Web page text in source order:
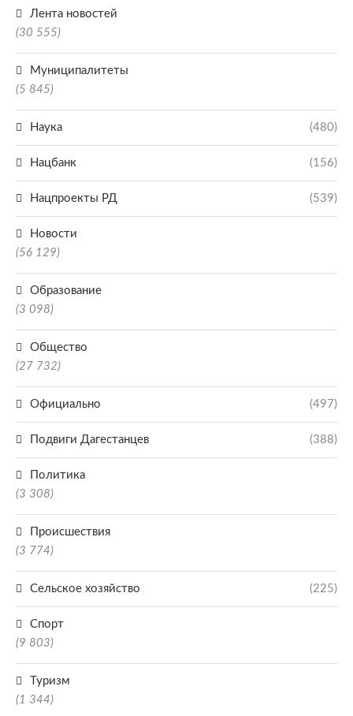
Лента новостей
(30 555)
Муниципалитеты
(5 845)
Наука (480)
Нацбанк (156)
Нацпроекты РД (539)
Новости
(56 129)
Образование
(3 098)
Общество
(27 732)
Официально (497)
Подвиги Дагестанцев (388)
Политика
(3 308)
Происшествия
(3 774)
Сельское хозяйство (225)
Спорт
(9 803)
Туризм
(1 344)